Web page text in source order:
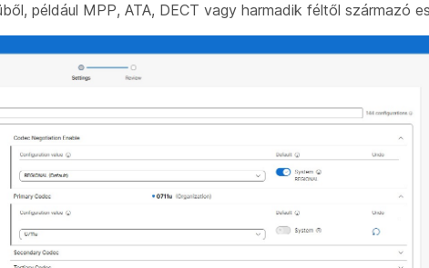
például MPP, ATA, DECT vagy harmadik féltől származó